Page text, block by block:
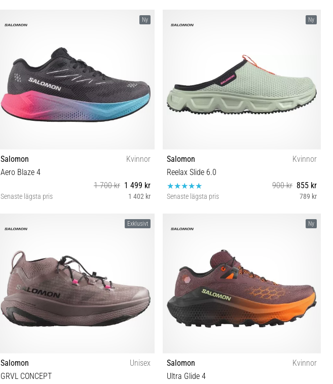
Ny
Salomon
Kvinnor
Aero Blaze 4
1 700 kr 1 499 kr
Senaste lägsta pris 1 402 kr
Ny
Salomon
Kvinnor
Reelax Slide 6.0
900 kr 855 kr
Senaste lägsta pris 789 kr
Exklusivt
Salomon
Unisex
GRVL CONCEPT
Ny
Salomon
Kvinnor
Ultra Glide 4